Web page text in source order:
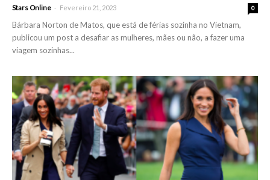
Stars Online - Fevereiro 21, 2023 0
Bárbara Norton de Matos, que está de férias sozinha no Vietnam,
publicou um post a desafiar as mulheres, mães ou não, a fazer uma
viagem sozinhas...